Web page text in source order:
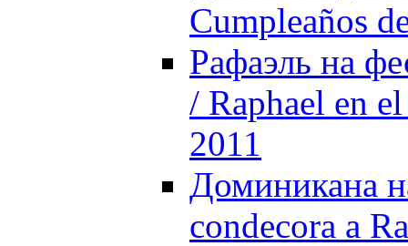
Cumpleaños
Рафаэль на
/ Raphael en
2011
Доминикана
condecora a